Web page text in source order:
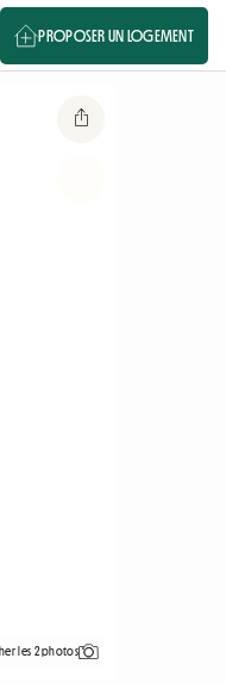
PROPOSER UN LOGEMENT
les 2 photos